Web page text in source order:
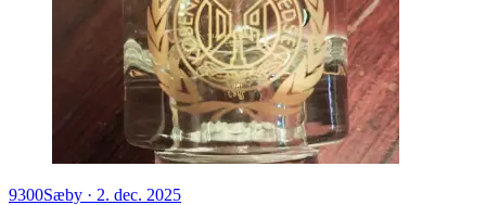
9300Sæby · 2. dec. 2025